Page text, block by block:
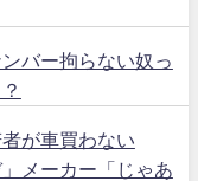
バー拘らない奴っ
が車買わない
メーカー「じゃあ